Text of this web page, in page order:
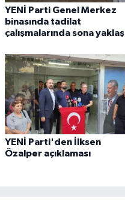
YENİ Parti Genel Merkez
binasında tadilat
çalışmalarında sona
YENİ Parti'den İlksen
Özalper açıklaması